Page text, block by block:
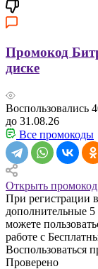
Промокод
диске
Воспользовались
до 31.08.26
Все промокоды
Открыть промокод
При регистрации
дополнительные
можете
работе с
Воспользоваться
Проверено